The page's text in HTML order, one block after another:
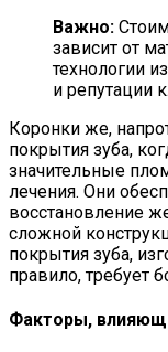
Важно:
зависит от
технологии
и репутации
Коронки же,
покрытия зуба,
значительные
лечения. Они
восстановление
сложной
покрытия зуба,
правило, требует
Факторы,